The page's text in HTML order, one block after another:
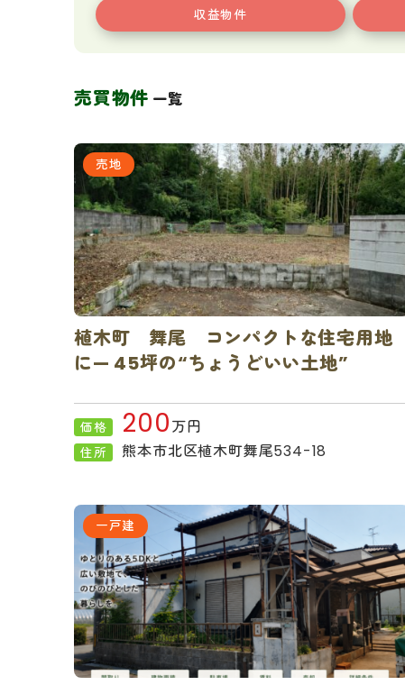
収益物件
売買物件 一覧
売地
植木町 舞尾 コンパクトな住宅用地
に— 45坪の“ちょうどいい土地”
価格 200万円
住所 熊本市北区植木町舞尾534-18
一戸建